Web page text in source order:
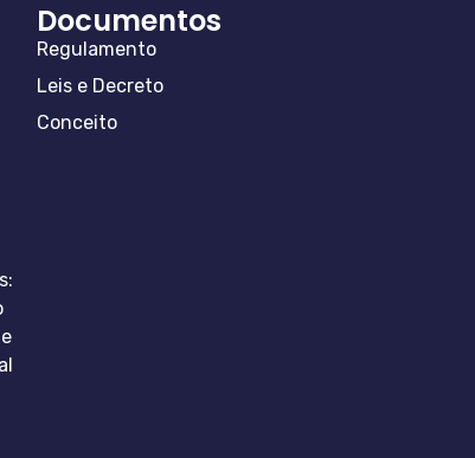
Documentos
Regulamento
Leis e Decreto
Conceito